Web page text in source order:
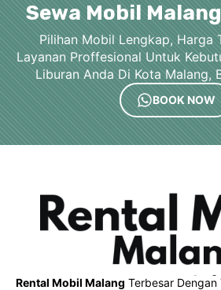
Sewa Mobil
Pilihan Mobil Lengkap, Harga
Layanan Proffesional Untuk
Liburan Anda Di Kota Malang,
BOOK NOW
Rental Mobil Malang Terbesar